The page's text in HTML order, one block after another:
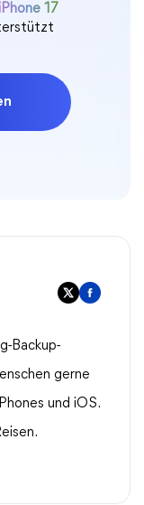
iPhone 17
Backup-
gerne
und iOS.